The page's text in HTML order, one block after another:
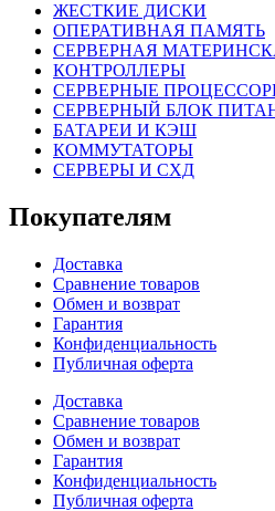
ЖЕСТКИЕ ДИСКИ
ОПЕРАТИВНАЯ ПАМЯТЬ
СЕРВЕРНАЯ
КОНТРОЛЛЕРЫ
СЕРВЕРНЫЕ
СЕРВЕРНЫЙ БЛОК
БАТАРЕИ И КЭШ
КОММУТАТОРЫ
СЕРВЕРЫ И СХД
Покупателям
Доставка
Сравнение товаров
Обмен и возврат
Гарантия
Конфиденциальность
Публичная оферта
Доставка
Сравнение товаров
Обмен и возврат
Гарантия
Конфиденциальность
Публичная оферта